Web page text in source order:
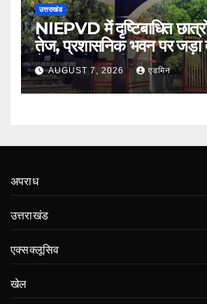
उत्तराखंड
NIEPVD में दृष्टिबाधित
तेज, प्रशासनिक भवन पर जड़ा
ने शुरू की बातचीत
AUGUST 7, 2026 एडमिन
अपराध
उत्तराखंड
एक्सक्लूसिव
खेल